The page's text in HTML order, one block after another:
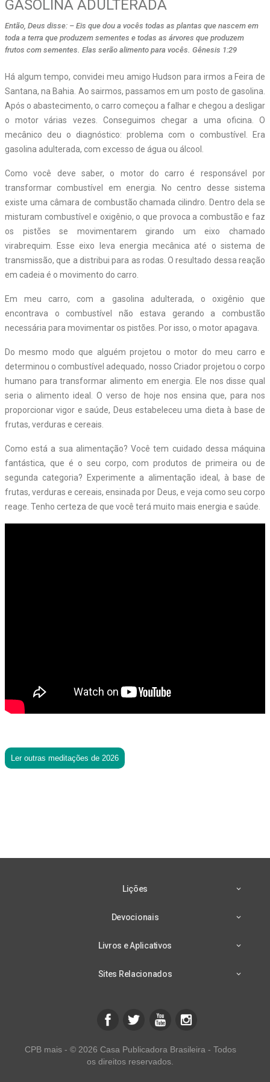
GASOLINA ADULTERADA
Então, Deus disse: – Eis que dou a vocês todas as plantas que nascem em
toda a terra que produzem sementes e todas as árvores que produzem
frutos com sementes. Elas serão alimento para vocês. Gênesis 1:29
Há algum tempo, convidei meu amigo Hudson para irmos a Feira de
Santana, na Bahia. Ao sairmos, passamos em um posto de gasolina.
Após o abastecimento, o carro começou a falhar e chegou a desligar
o motor várias vezes. Conseguimos chegar a uma oficina. O
mecânico deu o diagnóstico: problema com o combustível. Era
gasolina adulterada, com excesso de água ou álcool.
Como você deve saber, o motor do carro é responsável por
transformar combustível em energia. No centro desse sistema
existe uma câmara de combustão chamada cilindro. Dentro dela se
misturam combustível e oxigênio, o que provoca a combustão e faz
os pistões se movimentarem girando um eixo chamado
virabrequim. Esse eixo leva energia mecânica até o sistema de
transmissão, que a distribui para as rodas. O resultado dessa reação
em cadeia é o movimento do carro.
Em meu carro, com a gasolina adulterada, o oxigênio que
encontrava o combustível não estava gerando a combustão
necessária para movimentar os pistões. Por isso, o motor apagava.
Do mesmo modo que alguém projetou o motor do meu carro e
determinou o combustível adequado, nosso Criador projetou o corpo
humano para transformar alimento em energia. Ele nos disse qual
seria o alimento ideal. O verso de hoje nos ensina que, para nos
proporcionar vigor e saúde, Deus estabeleceu uma dieta à base de
frutas, verduras e cereais.
Como está a sua alimentação? Você tem cuidado dessa máquina
fantástica, que é o seu corpo, com produtos de primeira ou de
segunda categoria? Experimente a alimentação ideal, à base de
frutas, verduras e cereais, ensinada por Deus, e veja como seu corpo
reage. Tenho certeza de que você terá muito mais energia e saúde.
Ler outras meditações de 2026
Lições
Devocionais
Livros e Aplicativos
Sites Relacionados
CPB mais - © 2026 Casa Publicadora Brasileira - Todos
os direitos reservados.